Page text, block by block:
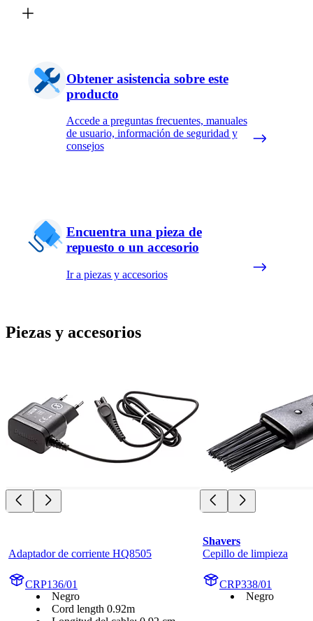
Obtener asistencia sobre este
producto
Accede a preguntas frecuentes, manuales
de usuario, información de seguridad y
consejos
Encuentra una pieza de
repuesto o un accesorio
Ir a piezas y accesorios
Piezas y accesorios
Adaptador de corriente HQ8505
CRP136/01
Negro
Cord length 0.92m
Shavers
Cepillo de limpieza
CRP338/01
Negro